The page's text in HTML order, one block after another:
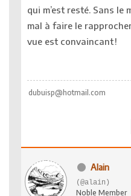
qui m’est resté. Sans le
mal à faire le
vue est convaincant !
dubuisp@hotmail.com
Alain
(@alain)
Noble Member